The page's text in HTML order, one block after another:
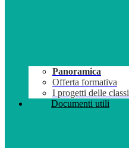
Panoramica
Offerta formativa
I progetti delle classi
Documenti utili